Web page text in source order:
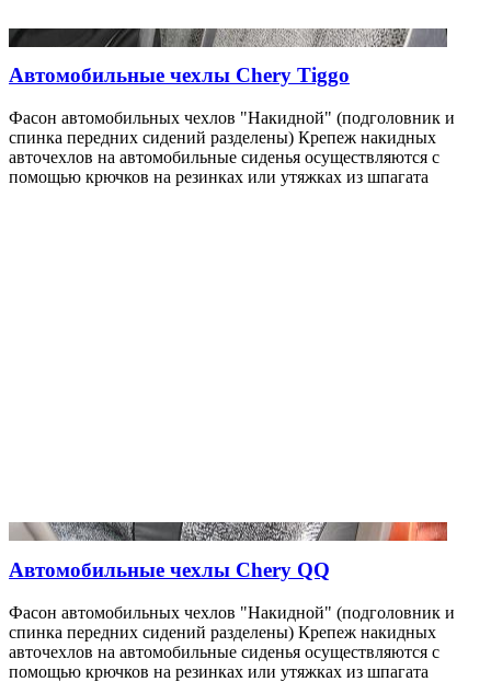
Автомобильные чехлы Chery Tiggo
Фасон автомобильных чехлов "Накидной" (подголовник и
спинка передних сидений разделены) Крепеж накидных
авточехлов на автомобильные сиденья осуществляются с
помощью крючков на резинках или утяжках из шпагата
Автомобильные чехлы Chery QQ
Фасон автомобильных чехлов "Накидной" (подголовник и
спинка передних сидений разделены) Крепеж накидных
авточехлов на автомобильные сиденья осуществляются с
помощью крючков на резинках или утяжках из шпагата